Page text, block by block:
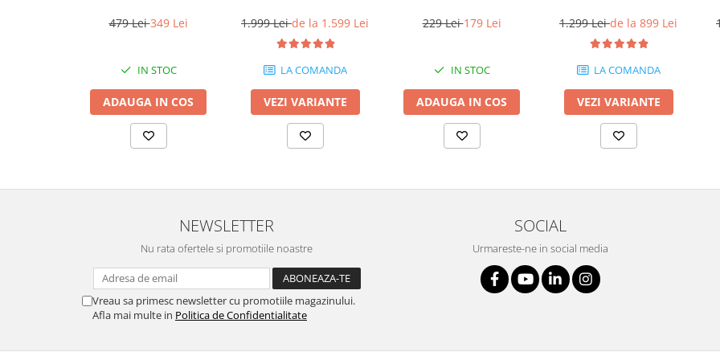
479 Lei349 Lei
IN STOC
ADAUGA IN COS
1.999 Leide la 1.599 Lei
LA COMANDA
VEZI VARIANTE
229 Lei179 Lei
IN STOC
ADAUGA IN COS
1.299 Leide la 899 Lei
LA COMANDA
VEZI VARIANTE
NEWSLETTER
Nu rata ofertele si promotiile noastre
Vreau sa primesc newsletter cu promotiile magazinului.
Afla mai multe in Politica de Confidentialitate
SOCIAL
Urmareste-ne in social media